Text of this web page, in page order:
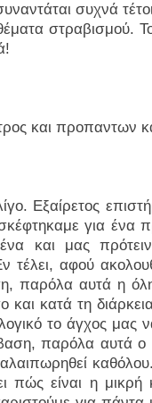
συχνά
στραβισμού.
και προπαντων
Εξαίρετος
για ένα
και μας
αφού
παρόλα αυτά η όλη
και κατά τη
το άγχος μας
παρόλα αυτά
είναι η μικρή